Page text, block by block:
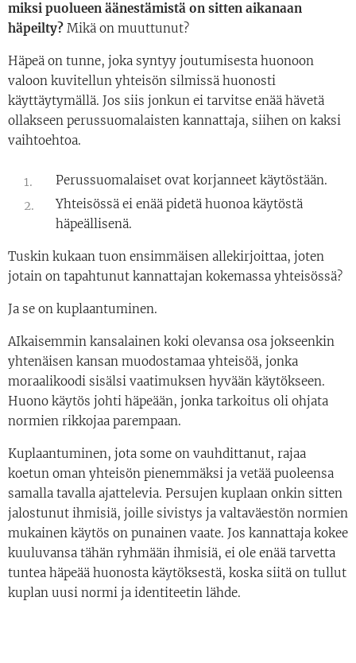
miksi puolueen äänestämistä on sitten aikanaan
häpeilty? Mikä on muuttunut?
Häpeä on tunne, joka syntyy joutumisesta huonoon
valoon kuvitellun yhteisön silmissä huonosti
käyttäytymällä. Jos siis jonkun ei tarvitse enää hävetä
ollakseen perussuomalaisten kannattaja, siihen on kaksi
vaihtoehtoa.
Perussuomalaiset ovat korjanneet käytöstään.
Yhteisössä ei enää pidetä huonoa käytöstä
häpeällisenä.
Tuskin kukaan tuon ensimmäisen allekirjoittaa, joten
jotain on tapahtunut kannattajan kokemassa yhteisössä?
Ja se on kuplaantuminen.
AIkaisemmin kansalainen koki olevansa osa jokseenkin
yhtenäisen kansan muodostamaa yhteisöä, jonka
moraalikoodi sisälsi vaatimuksen hyvään käytökseen.
Huono käytös johti häpeään, jonka tarkoitus oli ohjata
normien rikkojaa parempaan.
Kuplaantuminen, jota some on vauhdittanut, rajaa
koetun oman yhteisön pienemmäksi ja vetää puoleensa
samalla tavalla ajattelevia. Persujen kuplaan onkin sitten
jalostunut ihmisiä, joille sivistys ja valtaväestön normien
mukainen käytös on punainen vaate. Jos kannattaja kokee
kuuluvansa tähän ryhmään ihmisiä, ei ole enää tarvetta
tuntea häpeää huonosta käytöksestä, koska siitä on tullut
kuplan uusi normi ja identiteetin lähde.